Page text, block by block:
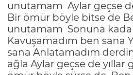
unutamam Aylar geçse
Bir ömür böyle bitse de
unutamam Sonuna
Kavuşamadım ben sana
sana Anlatamadım
ağla Aylar geçse de yıllar